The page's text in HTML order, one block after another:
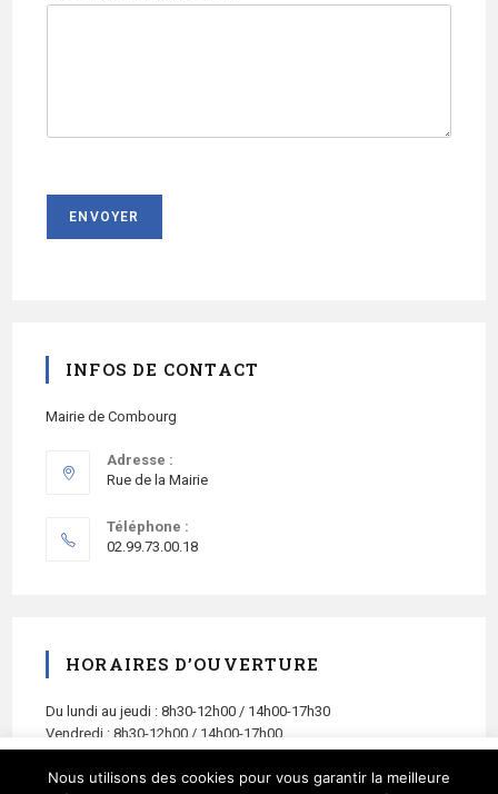
ENVOYER
INFOS DE CONTACT
Mairie de Combourg
Adresse :
Rue de la Mairie
Téléphone :
02.99.73.00.18
HORAIRES D’OUVERTURE
Du lundi au jeudi : 8h30-12h00 / 14h00-17h30
Vendredi : 8h30-12h00 / 14h00-17h00
Ce site utilise des cookies et vous donne le contrôle sur
Nous utilisons des cookies pour vous garantir la meilleure